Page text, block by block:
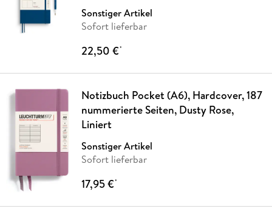
Sonstiger Artikel
Sofort lieferbar
22,50 €*
Notizbuch Pocket (A6), Hardcover, 187
nummerierte Seiten, Dusty Rose,
Liniert
Sonstiger Artikel
Sofort lieferbar
17,95 €*